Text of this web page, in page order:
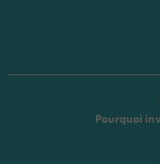
Pourquoi